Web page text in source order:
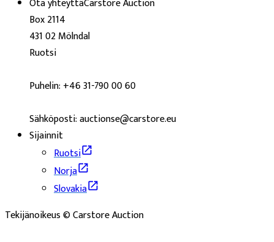
Ota yhteyttäCarstore Auction
Box 2114
431 02 Mölndal
Ruotsi
Puhelin: +46 31-790 00 60
Sähköposti: auctionse@carstore.eu
Sijainnit
Ruotsi
Norja
Slovakia
Tekijänoikeus © Carstore Auction